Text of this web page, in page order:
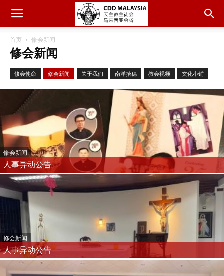
首页 修会新闻
修会新闻
修会使命 修会新闻 关于我们 南洋拾穗 教会视频 文化小铺
修会新闻
人事异动公告
修会新闻
人事异动公告